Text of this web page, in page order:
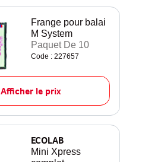
Frange pour balai
M System
Paquet De 10
Code : 227657
Afficher le prix
ECOLAB
Mini Xpress